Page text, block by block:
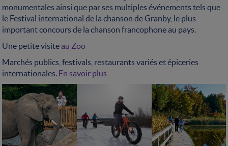
monumentales ainsi que par ses multiples événements tels que
le Festival international de la chanson de Granby, le plus
important concours de la chanson francophone au pays.
Une petite visite au Zoo
Marchés publics, festivals, restaurants variés et épiceries
internationales. En savoir plus